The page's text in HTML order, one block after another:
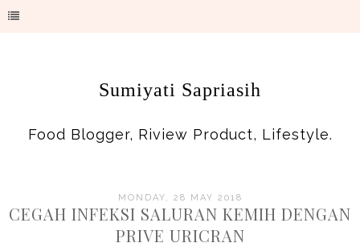
Sumiyati Sapriasih
Food Blogger, Riview Product, Lifestyle.
MONDAY, 28 MAY 2018
CEGAH INFEKSI SALURAN KEMIH DENGAN
PRIVE URICRAN